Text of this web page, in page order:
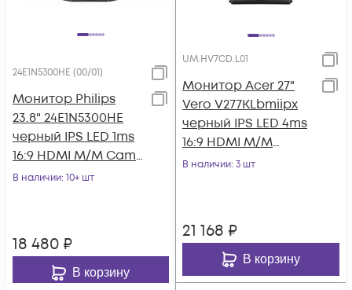
24E1N5300HE (00/01)
Монитор Philips
23.8" 24E1N5300HE
черный IPS LED 1ms
16:9 HDMI M/M Cam
матовая HAS Piv
В наличии: 10+ шт
18 480 ₽
В корзину
UM.HV7CD.L01
Монитор Acer 27"
Vero V277KLbmiipx
черный IPS LED 4ms
16:9 HDMI M/M
матовая 350cd
В наличии: 3 шт
21 168 ₽
В корзину